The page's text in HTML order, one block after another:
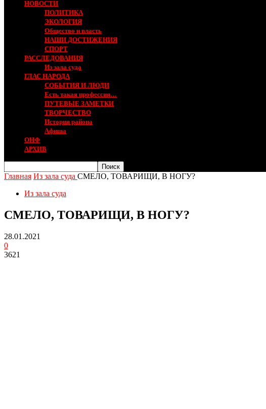
НОВОСТИ
ПОЛИТИКА
ЭКОЛОГИЯ
Общество и власть
НАШИ ДОСТИЖЕНИЯ
СПОРТ
РАССЛЕДОВАНИЯ
Из зала суда
ГЛАС НАРОДА
СОБЫТИЯ И ЛЮДИ
Есть такая профессия…
ПУТЕВЫЕ ЗАМЕТКИ
ТВОРЧЕСТВО
История района
Афиша
ОНФ
АРХИВ
Главная Из зала суда СМЕЛО, ТОВАРИЩИ, В НОГУ?
Из зала суда
СМЕЛО, ТОВАРИЩИ, В НОГУ?
28.01.2021
0
3621